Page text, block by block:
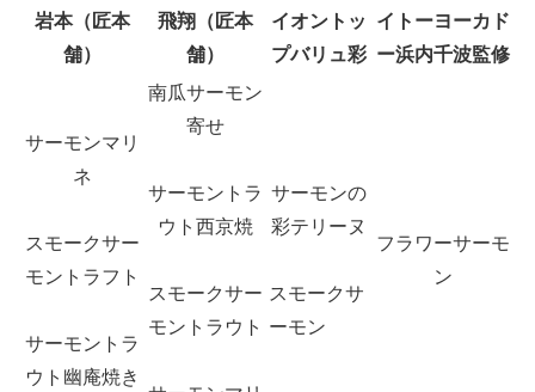
岩本（匠本
舗）
飛翔（匠本
舗）
イオントッ
プバリュ彩
イトーヨーカド
ー浜内千波監修
サーモンマリ
ネ
スモークサー
モントラフト
サーモントラ
ウト幽庵焼き
南瓜サーモン
寄せ
サーモントラ
ウト西京焼
スモークサー
モントラウト
サーモンの
彩テリーヌ
スモークサ
ーモン
フラワーサーモ
ン